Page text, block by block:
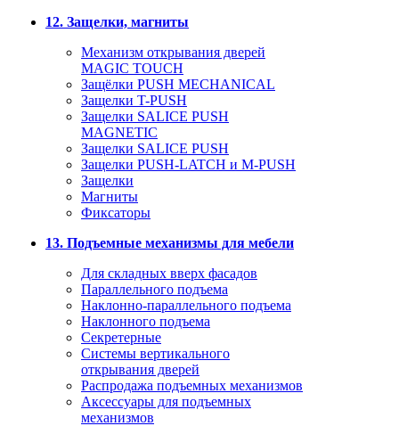
12. Защелки, магниты
Механизм открывания дверей
MAGIC TOUCH
Защёлки PUSH MECHANICAL
Защелки T-PUSH
Защелки SALICE PUSH
MAGNETIC
Защелки SALICE PUSH
Защелки PUSH-LATCH и M-PUSH
Защелки
Магниты
Фиксаторы
13. Подъемные механизмы для мебели
Для складных вверх фасадов
Параллельного подъема
Наклонно-параллельного подъема
Наклонного подъема
Секретерные
Системы вертикального
открывания дверей
Распродажа подъемных механизмов
Аксессуары для подъемных
механизмов